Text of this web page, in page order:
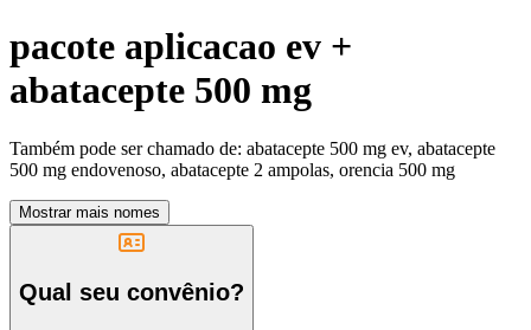
pacote aplicacao ev +
abatacepte 500 mg
Também pode ser chamado de: abatacepte 500 mg ev, abatacepte
500 mg endovenoso, abatacepte 2 ampolas, orencia 500 mg
Mostrar mais nomes
Qual seu convênio?